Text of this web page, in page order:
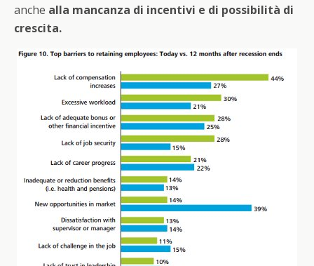
anche alla mancanza di incentivi e di possibilità di
crescita.